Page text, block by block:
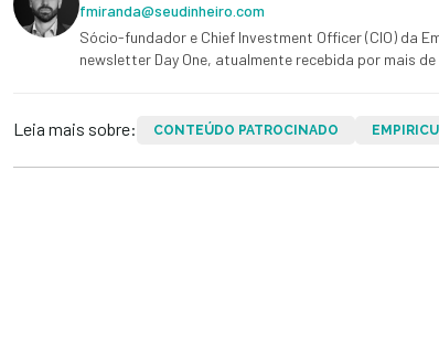
fmiranda@seudinheiro.com
Sócio-fundador e Chief Investment Officer (CIO) da
newsletter Day One, atualmente recebida por mais
Leia mais sobre: CONTEÚDO PATROCINADO